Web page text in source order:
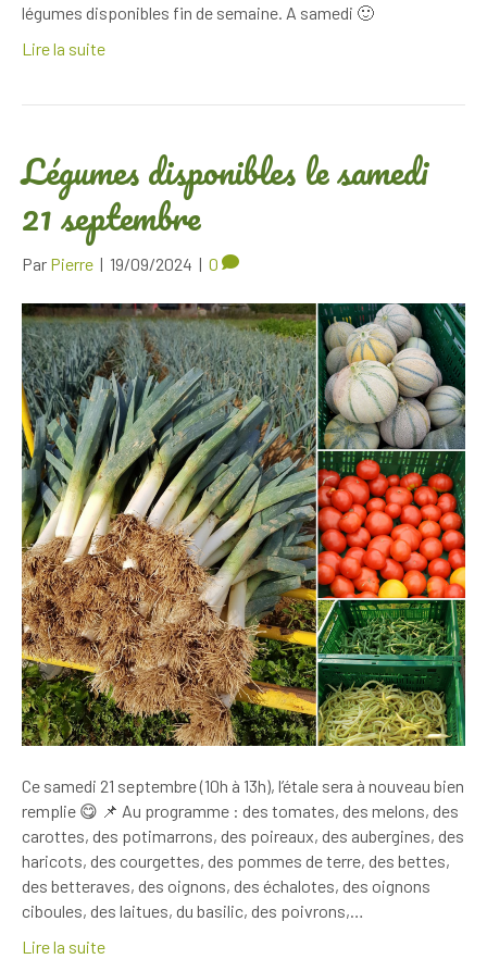
légumes disponibles fin de semaine. A samedi 🙂
Lire la suite
Légumes disponibles le samedi
21 septembre
Par Pierre | 19/09/2024 | 0
Ce samedi 21 septembre (10h à 13h), l’étale sera à nouveau bien
remplie 😋 📌 Au programme : des tomates, des melons, des
carottes, des potimarrons, des poireaux, des aubergines, des
haricots, des courgettes, des pommes de terre, des bettes,
des betteraves, des oignons, des échalotes, des oignons
ciboules, des laitues, du basilic, des poivrons,…
Lire la suite